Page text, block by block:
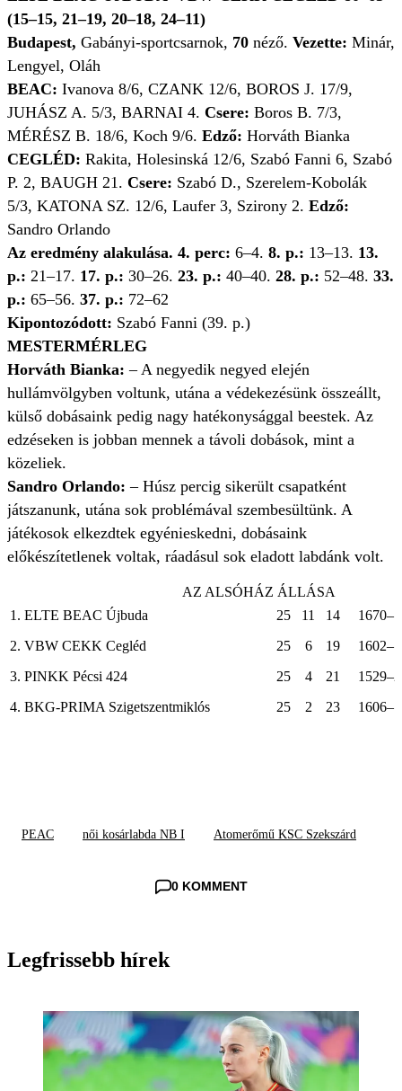
(15–15, 21–19, 20–18, 24–11)
Budapest, Gabányi-sportcsarnok, 70 néző. Vezette: Minár,
Lengyel, Oláh
BEAC: Ivanova 8/6, CZANK 12/6, BOROS J. 17/9,
JUHÁSZ A. 5/3, BARNAI 4. Csere: Boros B. 7/3,
MÉRÉSZ B. 18/6, Koch 9/6. Edző: Horváth Bianka
CEGLÉD: Rakita, Holesinská 12/6, Szabó Fanni 6, Szabó
P. 2, BAUGH 21. Csere: Szabó D., Szerelem-Kobolák
5/3, KATONA SZ. 12/6, Laufer 3, Szirony 2. Edző:
Sandro Orlando
Az eredmény alakulása. 4. perc: 6–4. 8. p.: 13–13. 13.
p.: 21–17. 17. p.: 30–26. 23. p.: 40–40. 28. p.: 52–48. 33.
p.: 65–56. 37. p.: 72–62
Kipontozódott: Szabó Fanni (39. p.)
MESTERMÉRLEG
Horváth Bianka: – A negyedik negyed elején
hullámvölgyben voltunk, utána a védekezésünk összeállt,
külső dobásaink pedig nagy hatékonysággal beestek. Az
edzéseken is jobban mennek a távoli dobások, mint a
közeliek.
Sandro Orlando:– Húsz percig sikerült csapatként
játszanunk, utána sok problémával szembesültünk. A
játékosok elkezdtek egyénieskedni, dobásaink
előkészítetlenek voltak, ráadásul sok eladott labdánk volt.
AZ ALSÓHÁZ ÁLLÁSA
1. ELTE BEAC Újbuda
25 11 14
2. VBW CEKK Cegléd
25 6 19
3. PINKK Pécsi 424
25 4 21
4. BKG-PRIMA Szigetszentmiklós
25 2 23
PEAC női kosárlabda NB I Atomerőmű KSC Szekszárd
0 KOMMENT
Legfrissebb hírek